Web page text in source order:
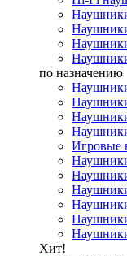
по назначению
Игровые
Хит!